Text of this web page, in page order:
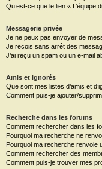
Qu’est-ce que le lien « L’équipe
Messagerie privée
Je ne peux pas envoyer de
Je reçois sans arrêt des
J’ai reçu un spam ou un e-mail
Amis et ignorés
Que sont mes listes d’amis et
Comment puis-je ajouter/
Recherche dans les forums
Comment rechercher dans les
Pourquoi ma recherche ne
Pourquoi ma recherche renvoie
Comment rechercher des
Comment puis-je trouver mes